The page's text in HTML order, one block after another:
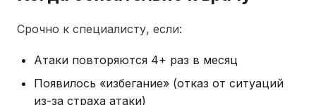
Срочно к специалисту, если:
Атаки повторяются 4+ раз в месяц
Появилось «избегание» (отказ от ситуаций
из-за страха атаки)